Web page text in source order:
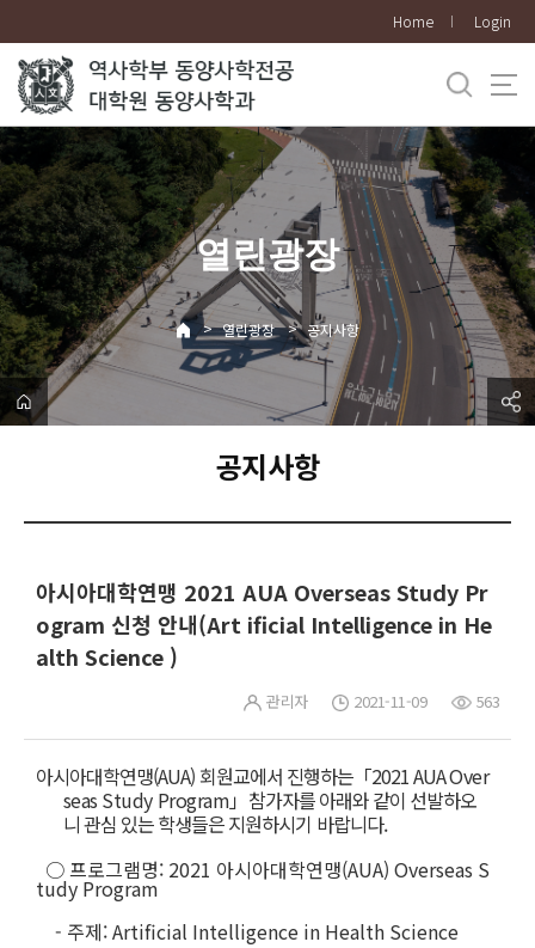
로
메
뉴
Home Login
열린광장
> 열린광장 > 공지사항
공지사항
아시아대학연맹 2021 AUA Overseas Study Pr
ogram 신청 안내(Art ificial Intelligence in He
alth Science )
관리자 2021-11-09 563
아시아대학연맹(AUA) 회원교에서 진행하는「2021 AUAOver
seas Study Program」 참가자를아래와 같이 선발하오
니 관심 있는 학생들은 지원하시기 바랍니다.
○ 프로그램명: 2021 아시아대학연맹(AUA) Overseas S
tudy Program
- 주제: Artificial Intelligence in Health Science